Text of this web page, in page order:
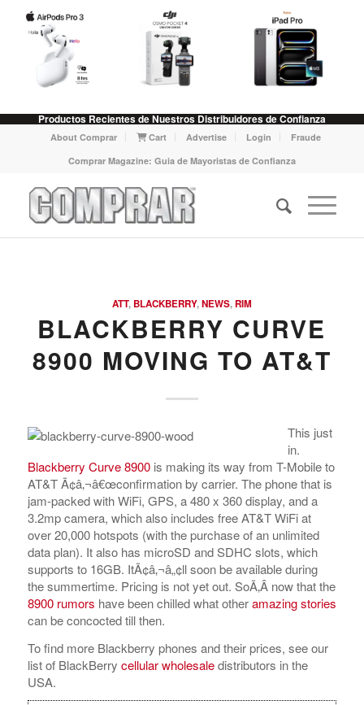
Productos Recientes de Nuestros Distribuidores de Confianza
About Comprar Cart Advertise Login
Fraude
Comprar Magazine: Guia de Mayoristas de Confianza
ATT, BLACKBERRY,NEWS, RIM
BLACKBERRY CURVE
8900 MOVING TO AT&T
This just
in.
Blackberry Curve 8900is making its way from T-Mobile to
AT&T Ã¢â‚¬â€œconfirmation by carrier. The phone that is
jam-packed with WiFi, GPS, a 480 x 360 display, and a
3.2mp camera, which also includes free AT&T WiFi at
over 20,000 hotspots (with the purchase of an unlimited
data plan). It also has microSD and SDHC slots, which
supports to 16GB. ItÃ¢â‚¬â„¢ll soon be available during
the summertime. Pricing is not yet out. SoÃ‚Â now that the
8900 rumors have been chilled what otheramazing stories
can be concocted till then.
To find more Blackberry phones and their prices, see our
list of BlackBerry cellular wholesaledistributors in the
USA.